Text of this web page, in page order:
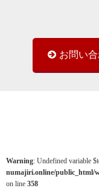
お問い
Warning: Undefined variable
numajiri.online/public_html/
on line 358